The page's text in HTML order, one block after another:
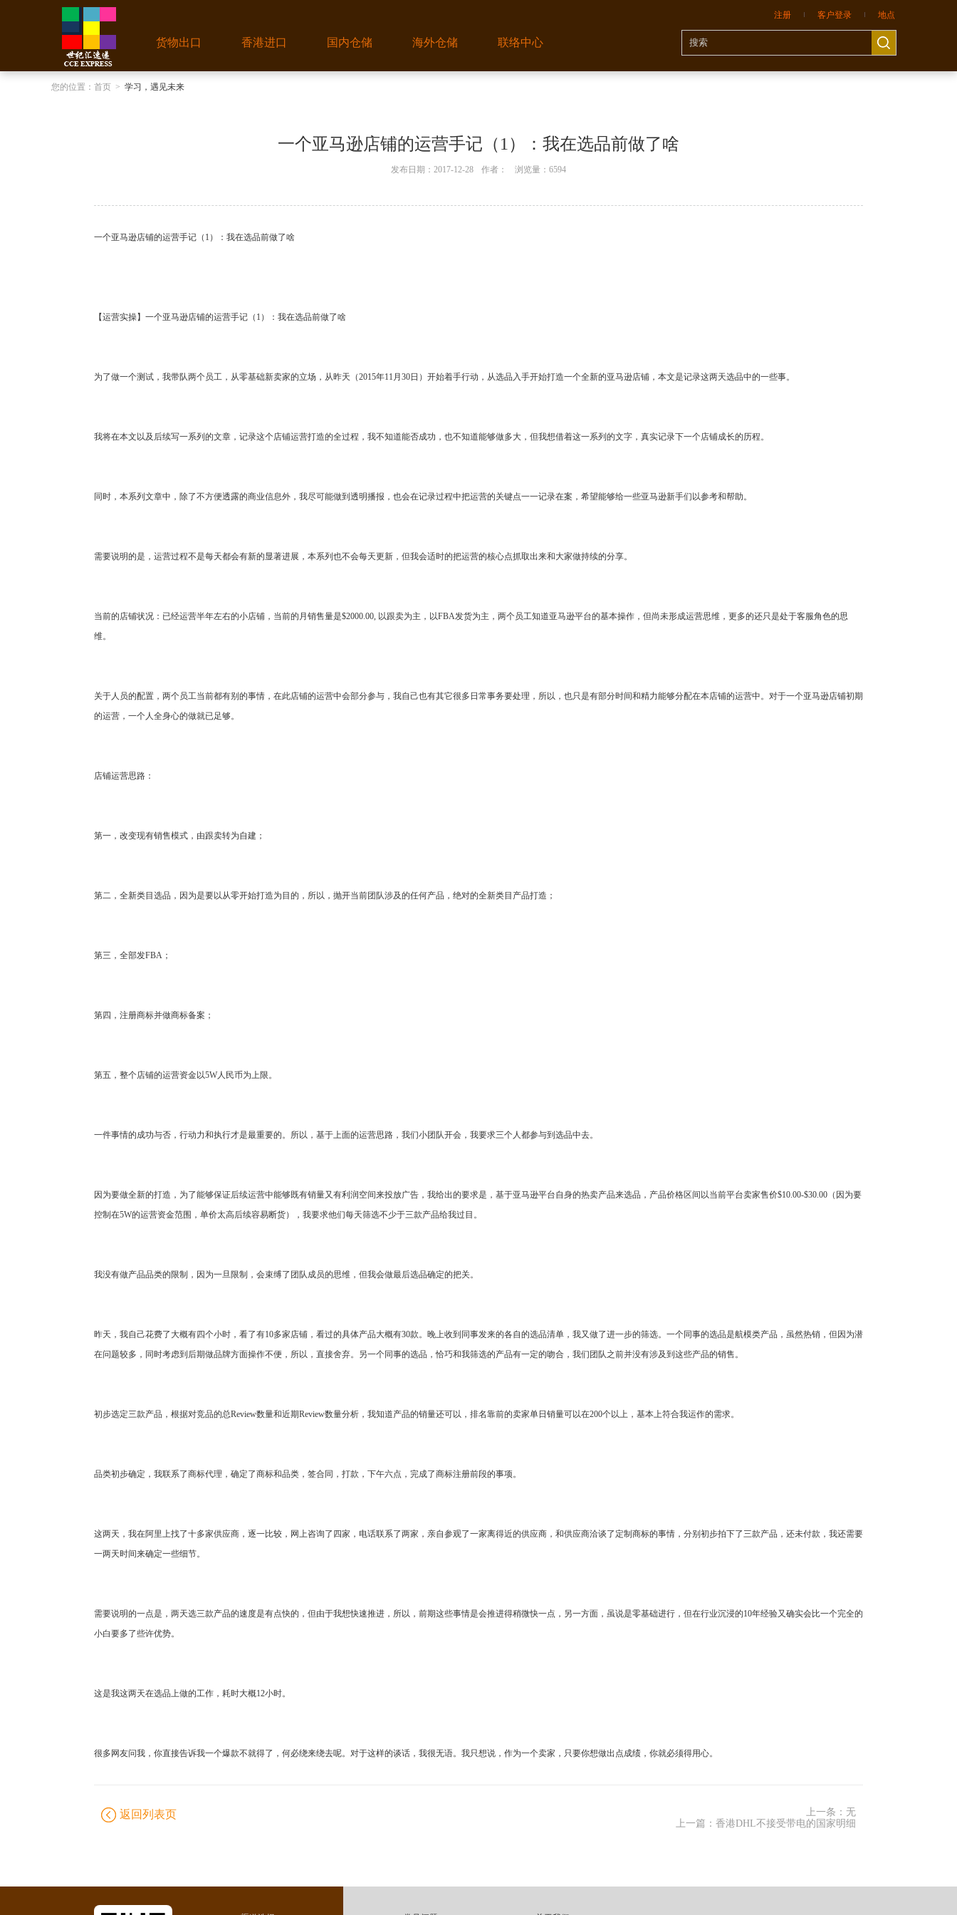
货物出口 香港进口 国内仓储 海外仓储 联络中心
地点
客户登录
注册
您的位置： 首页 > 学习，遇见未来
一个亚马逊店铺的运营手记（1）：我在选品前做了啥
发布日期：2017-12-28 作者： 浏览量：6594
一个亚马逊店铺的运营手记（1）：我在选品前做了啥
【运营实操】一个亚马逊店铺的运营手记（1）：我在选品前做了啥
为了做一个测试，我带队两个员工，从零基础新卖家的立场，从昨天（2015年11月30日）开始着手行动，从选品入手开始打造一个全新的亚马逊店铺，本文是记录这两天选品中的一些事。
我将在本文以及后续写一系列的文章，记录这个店铺运营打造的全过程，我不知道能否成功，也不知道能够做多大，但我想借着这一系列的文字，真实记录下一个店铺成长的历程。
同时，本系列文章中，除了不方便透露的商业信息外，我尽可能做到透明播报，也会在记录过程中把运营的关键点一一记录在案，希望能够给一些亚马逊新手们以参考和帮助。
需要说明的是，运营过程不是每天都会有新的显著进展，本系列也不会每天更新，但我会适时的把运营的核心点抓取出来和大家做持续的分享。
当前的店铺状况：已经运营半年左右的小店铺，当前的月销售量是$2000.00, 以跟卖为主，以FBA发货为主，两个员工知道亚马逊平台的基本操作，但尚未形成运营思维，更多的还只是处于客服角色的思
维。
关于人员的配置，两个员工当前都有别的事情，在此店铺的运营中会部分参与，我自己也有其它很多日常事务要处理，所以，也只是有部分时间和精力能够分配在本店铺的运营中。对于一个亚马逊店铺初期
的运营，一个人全身心的做就已足够。
店铺运营思路：
第一，改变现有销售模式，由跟卖转为自建；
第二，全新类目选品，因为是要以从零开始打造为目的，所以，抛开当前团队涉及的任何产品，绝对的全新类目产品打造；
第三，全部发FBA；
第四，注册商标并做商标备案；
第五，整个店铺的运营资金以5W人民币为上限。
一件事情的成功与否，行动力和执行才是最重要的。所以，基于上面的运营思路，我们小团队开会，我要求三个人都参与到选品中去。
因为要做全新的打造，为了能够保证后续运营中能够既有销量又有利润空间来投放广告，我给出的要求是，基于亚马逊平台自身的热卖产品来选品，产品价格区间以当前平台卖家售价$10.00-$30.00（因为要
控制在5W的运营资金范围，单价太高后续容易断货），我要求他们每天筛选不少于三款产品给我过目。
我没有做产品品类的限制，因为一旦限制，会束缚了团队成员的思维，但我会做最后选品确定的把关。
昨天，我自己花费了大概有四个小时，看了有10多家店铺，看过的具体产品大概有30款。晚上收到同事发来的各自的选品清单，我又做了进一步的筛选。一个同事的选品是航模类产品，虽然热销，但因为潜
在问题较多，同时考虑到后期做品牌方面操作不便，所以，直接舍弃。另一个同事的选品，恰巧和我筛选的产品有一定的吻合，我们团队之前并没有涉及到这些产品的销售。
初步选定三款产品，根据对竞品的总Review数量和近期Review数量分析，我知道产品的销量还可以，排名靠前的卖家单日销量可以在200个以上，基本上符合我运作的需求。
品类初步确定，我联系了商标代理，确定了商标和品类，签合同，打款，下午六点，完成了商标注册前段的事项。
这两天，我在阿里上找了十多家供应商，逐一比较，网上咨询了四家，电话联系了两家，亲自参观了一家离得近的供应商，和供应商洽谈了定制商标的事情，分别初步拍下了三款产品，还未付款，我还需要
一两天时间来确定一些细节。
需要说明的一点是，两天选三款产品的速度是有点快的，但由于我想快速推进，所以，前期这些事情是会推进得稍微快一点，另一方面，虽说是零基础进行，但在行业沉浸的10年经验又确实会比一个完全的
小白要多了些许优势。
这是我这两天在选品上做的工作，耗时大概12小时。
很多网友问我，你直接告诉我一个爆款不就得了，何必绕来绕去呢。对于这样的谈话，我很无语。我只想说，作为一个卖家，只要你想做出点成绩，你就必须得用心。
返回列表页
上一条：无
上一篇：香港DHL不接受带电的国家明细